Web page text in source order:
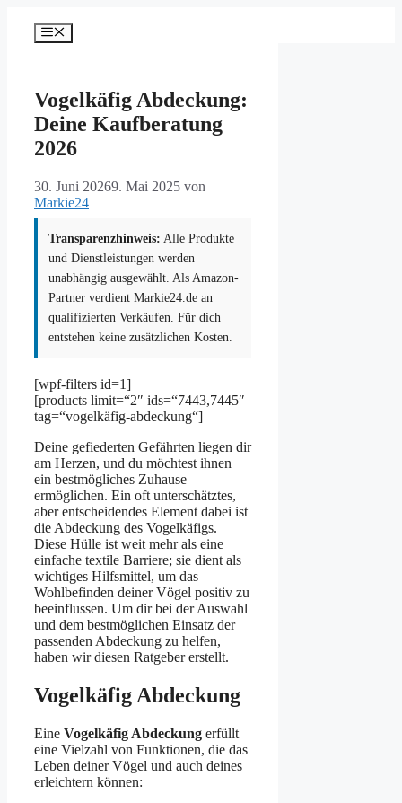
Inhalt
springen
Menü
Vogelkäfig Abdeckung:
Deine Kaufberatung
2026
30. Juni 20269. Mai 2025 von
Markie24
Transparenzhinweis: Alle Produkte
und Dienstleistungen werden
unabhängig ausgewählt. Als Amazon-
Partner verdient Markie24.de an
qualifizierten Verkäufen. Für dich
entstehen keine zusätzlichen Kosten.
[wpf-filters id=1]
[products limit=“2″ ids=“7443,7445″
tag=“vogelkäfig-abdeckung“]
Deine gefiederten Gefährten liegen dir
am Herzen, und du möchtest ihnen
ein bestmögliches Zuhause
ermöglichen. Ein oft unterschätztes,
aber entscheidendes Element dabei ist
die Abdeckung des Vogelkäfigs.
Diese Hülle ist weit mehr als eine
einfache textile Barriere; sie dient als
wichtiges Hilfsmittel, um das
Wohlbefinden deiner Vögel positiv zu
beeinflussen. Um dir bei der Auswahl
und dem bestmöglichen Einsatz der
passenden Abdeckung zu helfen,
haben wir diesen Ratgeber erstellt.
Vogelkäfig Abdeckung
Eine Vogelkäfig Abdeckung erfüllt
eine Vielzahl von Funktionen, die das
Leben deiner Vögel und auch deines
erleichtern können: